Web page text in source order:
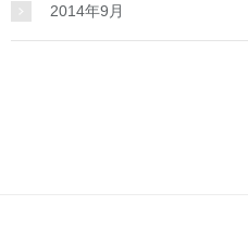
2014年9月